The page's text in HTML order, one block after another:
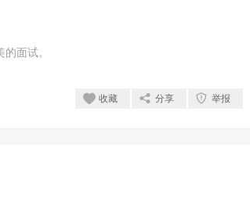
面试。
收藏 分享 举报